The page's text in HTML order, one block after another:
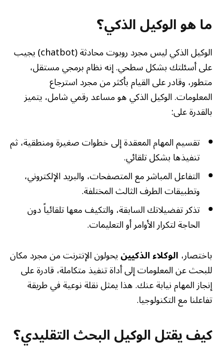
ما هو الوكيل الذكي؟
الوكيل الذكي ليس مجرد روبوت محادثة (chatbot) يجيب
على أسئلتك بشكل سطحي. إنه نظام برمجي مستقل،
متطور، وقادر على القيام بأكثر من مجرد استرجاع
المعلومات. الوكيل الذكي هو مساعد رقمي شامل، يتميز
بالقدرة على:
تقسيم المهام المعقدة إلى خطوات صغيرة ومنطقية، ثم
تنفيذها بشكل تلقائي.
التفاعل المباشر مع المتصفحات، والبريد الإلكتروني،
وتطبيقات الطرف الثالث المختلفة.
تذكر تفضيلاتك السابقة، والتكيف معها تلقائياً دون
الحاجة لتكرار الأوامر أو التعليمات.
باختصار، الوكلاء الذكيينيحولون الإنترنت من مجرد مكان
للبحث عن المعلومات إلى أداة تنفيذ متكاملة، قادرة على
إنجاز المهام نيابة عنك. هذا يمثل نقلة نوعية في طريقة
تفاعلنا مع التكنولوجيا.
كيف يقتل الوكيل البحث التقليدي؟